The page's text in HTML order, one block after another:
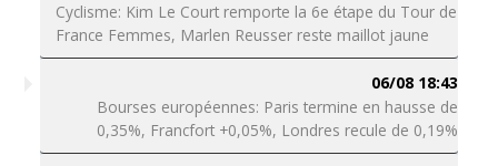
Cyclisme: Kim Le Court remporte la 6e étape du Tour de
France Femmes, Marlen Reusser reste maillot jaune
06/08 18:43
Bourses européennes: Paris termine en hausse de
0,35%, Francfort +0,05%, Londres recule de 0,19%